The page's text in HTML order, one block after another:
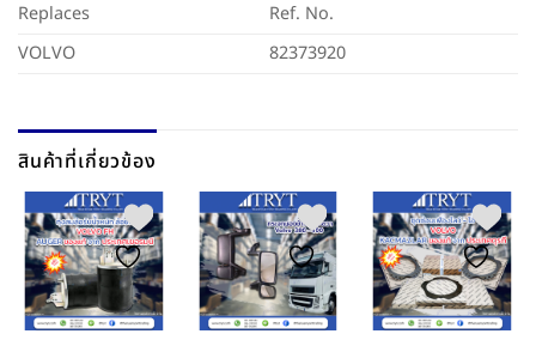
Replaces
Ref. No.
VOLVO
82373920
สินค้าที่เกี่ยวข้อง